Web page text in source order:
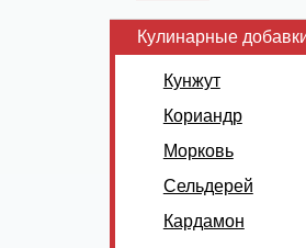
Кулинарные
Кунжут
Кориандр
Морковь
Сельдерей
Кардамон